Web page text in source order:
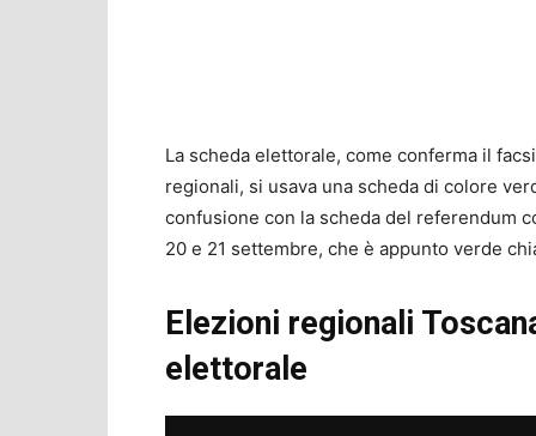
La scheda elettorale, come conferma il
regionali, si usava una scheda di colore
confusione con la scheda del referendum
20 e 21 settembre, che è appunto verde
Elezioni regionali
elettorale